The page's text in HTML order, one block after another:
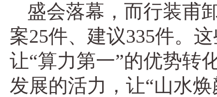
盛会落幕，而行装甫
案25件、建议335件。
让“算力第一”的优势转
发展的活力，让“山水